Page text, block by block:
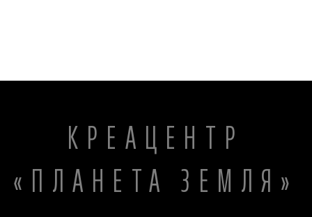
КРЕАЦЕНТР
«ПЛАНЕТА ЗЕМЛЯ»